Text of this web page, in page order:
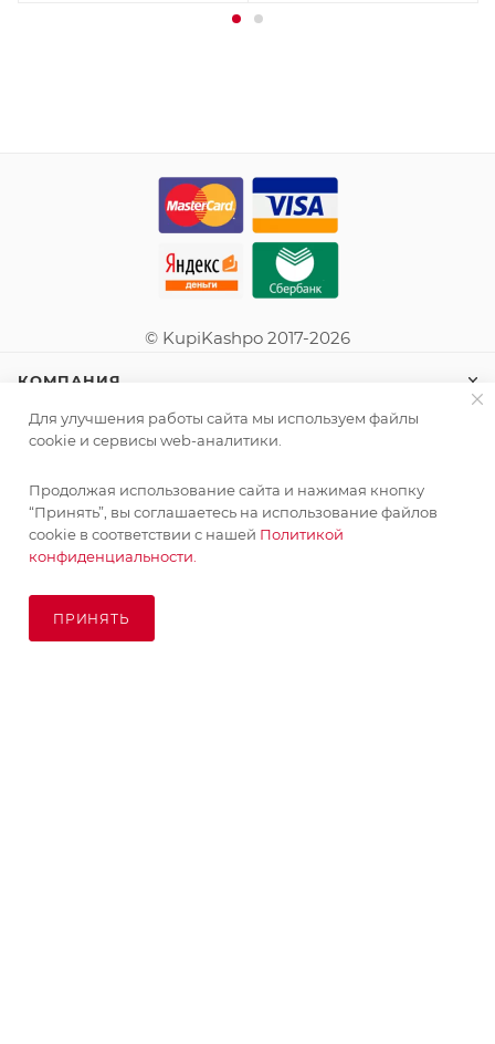
© KupiKashpo 2017-2026
КОМПАНИЯ
ИНФОРМАЦИЯ
ПОМОЩЬ
ПОДПИСАТЬСЯ НА РАССЫЛКУ
Для улучшения работы сайта мы используем файлы
cookie и сервисы web-аналитики.
Продолжая использование сайта и нажимая кнопку
“Принять”, вы соглашаетесь на использование файлов
cookie в соответствии с нашей Политикой
конфиденциальности.
ПРИНЯТЬ